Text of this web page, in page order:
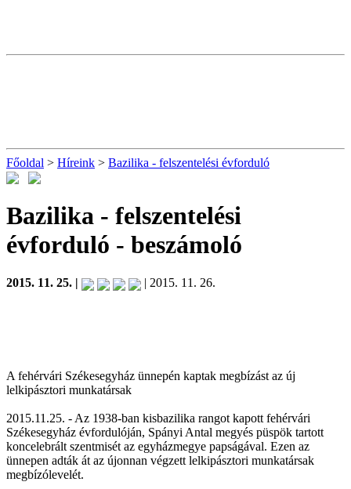
Főoldal > Híreink > Bazilika - felszentelési évforduló
Bazilika - felszentelési
évforduló - beszámoló
2015. 11. 25. | | 2015. 11. 26.
A fehérvári Székesegyház ünnepén kaptak megbízást az új
lelkipásztori munkatársak
2015.11.25. - Az 1938-ban kisbazilika rangot kapott fehérvári
Székesegyház évfordulóján, Spányi Antal megyés püspök tartott
koncelebrált szentmisét az egyházmegye papságával. Ezen az
ünnepen adták át az újonnan végzett lelkipásztori munkatársak
megbízólevelét.